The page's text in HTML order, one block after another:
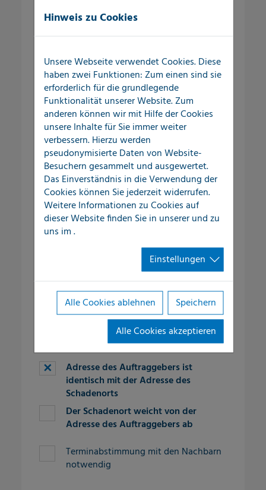
fieldset-9
Straße/Nr.*
PLZ*
Ort*
E-Mail*
fieldset-3Adresse des Auftraggebers ist
identisch mit der Adresse des
Schadenorts
Der Schadenort weicht von der
Adresse des Auftraggebers ab
Terminabstimmung mit den Nachbarn
notwendig
Hinweis zu Cookies
Unsere Webseite verwendet Cookies. Diese
haben zwei Funktionen: Zum einen sind sie
erforderlich für die grundlegende
Funktionalität unserer Website. Zum
anderen können wir mit Hilfe der Cookies
unsere Inhalte für Sie immer weiter
verbessern. Hierzu werden
pseudonymisierte Daten von Website-
Besuchern gesammelt und ausgewertet.
Das Einverständnis in die Verwendung der
Cookies können Sie jederzeit widerrufen.
Weitere Informationen zu Cookies auf
dieser Website finden Sie in unsererund zu
uns im.
Einstellungen
Alle Cookies ablehnen
Speichern
Alle Cookies akzeptieren